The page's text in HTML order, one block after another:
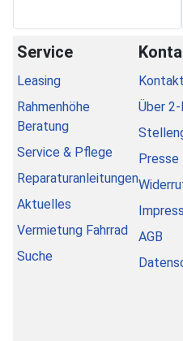
Service
Leasing
Rahmenhöhe
Beratung
Service & Pflege
Reparaturanleitungen
Aktuelles
Vermietung Fahrrad
Suche
Über
Presse
AGB